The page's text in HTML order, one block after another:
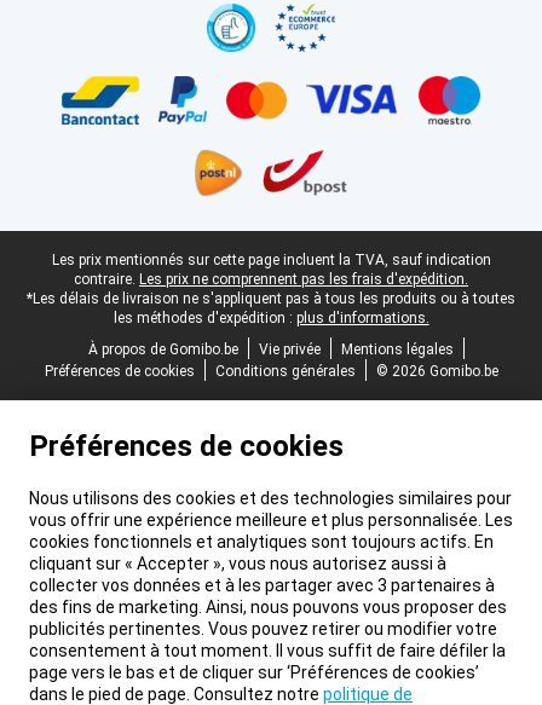
Pied-de-page légal
Les prix mentionnés sur cette page incluent la TVA, sauf indication
contraire. Les prix ne comprennent pas les frais d'expédition.
*Les délais de livraison ne s'appliquent pas à tous les produits ou à toutes
les méthodes d'expédition : plus d'informations.
À propos de Gomibo.be
Vie privée
Mentions légales
Préférences de cookies
Conditions générales © 2026 Gomibo.be
Préférences de cookies
Nous utilisons des cookies et des technologies similaires pour
vous offrir une expérience meilleure et plus personnalisée. Les
cookies fonctionnels et analytiques sont toujours actifs. En
cliquant sur « Accepter », vous nous autorisez aussi à
collecter vos données et à les partager avec 3 partenaires à
des fins de marketing. Ainsi, nous pouvons vous proposer des
publicités pertinentes. Vous pouvez retirer ou modifier votre
consentement à tout moment. Il vous suffit de faire défiler la
page vers le bas et de cliquer sur ‘Préférences de cookies’
dans le pied de page. Consultez notre politique de